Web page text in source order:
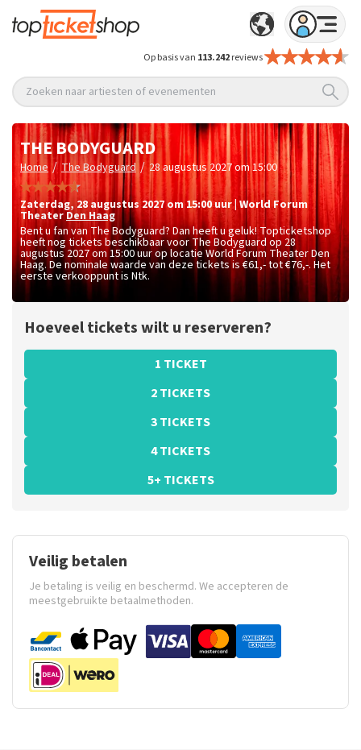
Op basis van 113.242reviews
Zoeken naar artiesten of evenementen
THE BODYGUARD
Home / The Bodyguard / 28 augustus 2027 om 15:00
zaterdag, 28 augustus 2027 om 15:00uur World Forum
TheaterDen Haag
Bent u fan van The Bodyguard? Dan heeft u geluk! Topticketshop
heeft nog tickets beschikbaar voor The Bodyguard op 28
augustus 2027 om 15:00 uur op locatie World Forum Theater Den
Haag. De nominale waarde van deze tickets is€61,- tot €76,-. Het
eerste verkooppunt is Ntk.
Hoeveel tickets wilt u reserveren?
1 TICKET
2 TICKETS
3 TICKETS
4 TICKETS
5+ TICKETS
Veilig betalen
Je betaling is veilig en beschermd. We accepteren de
meestgebruikte betaalmethoden.